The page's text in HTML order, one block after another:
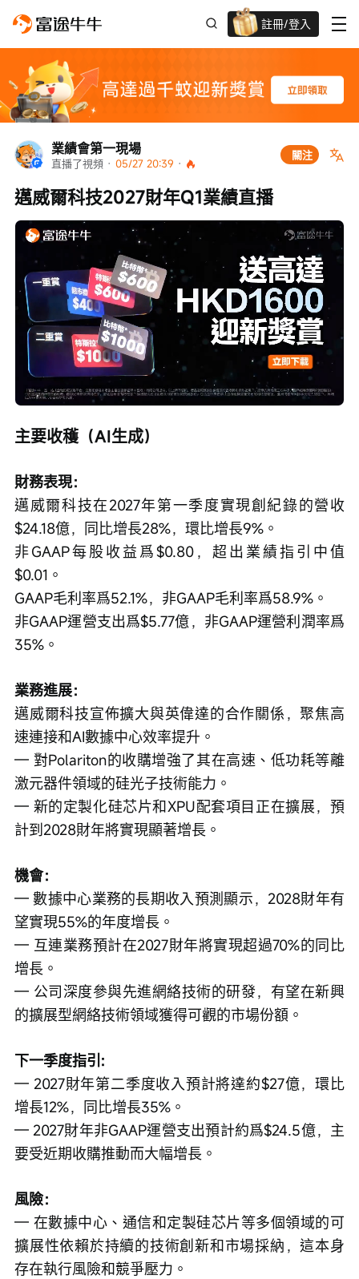
註冊/登入
高達過千蚊獎賞
業績會第一現場
直播了視頻 · 05/27 20:39 ·
關注
邁威爾科技2027財年Q1業績直播
消
靜
/
Loaded:
0%
Progress:
0%
播
放
主要收穫（AI生成）
財務表現：
邁威爾科技在2027年第一季度實現創紀錄的營收
$24.18億，同比增長28%，環比增長9%。
非GAAP每股收益爲$0.80，超出業績指引中值
$0.01。
GAAP毛利率爲52.1%，非GAAP毛利率爲58.9%。
非GAAP運營支出爲$5.77億，非GAAP運營利潤率爲
35%。
業務進展：
邁威爾科技宣佈擴大與英偉達的合作關係，聚焦高
速連接和AI數據中心效率提升。
— 對Polariton的收購增強了其在高速、低功耗等離
激元器件領域的硅光子技術能力。
— 新的定製化硅芯片和XPU配套項目正在擴展，預
計到2028財年將實現顯著增長。
機會：
— 數據中心業務的長期收入預測顯示，2028財年有
望實現55%的年度增長。
— 互連業務預計在2027財年將實現超過70%的同比
增長。
— 公司深度參與先進網絡技術的研發，有望在新興
的擴展型網絡技術領域獲得可觀的市場份額。
下一季度指引:
— 2027財年第二季度收入預計將達約$27億，環比
增長12%，同比增長35%。
— 2027財年非GAAP運營支出預計約爲$24.5億，主
要受近期收購推動而大幅增長。
風險：
— 在數據中心、通信和定製硅芯片等多個領域的可
擴展性依賴於持續的技術創新和市場採納，這本身
存在執行風險和競爭壓力。